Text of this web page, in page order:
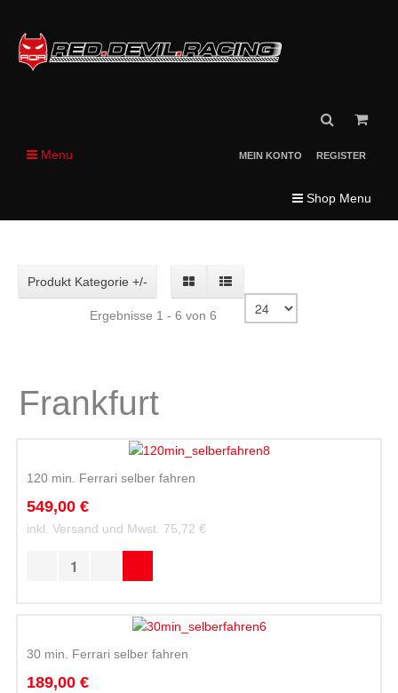
MEIN KONTO REGISTER
Menu
Shop Menu
Produkt Kategorie +/-
Ergebnisse 1 - 6 von 6
Frankfurt
120 min. Ferrari selber fahren
549,00 €
inkl. Versand und Mwst. 75,72 €
30 min. Ferrari selber fahren
189,00 €